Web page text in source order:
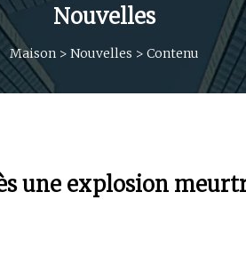
Nouvelles
Maison > Nouvelles > Contenu
une explosion